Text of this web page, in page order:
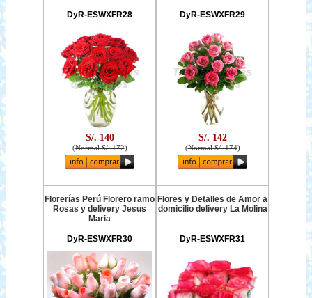
DyR-ESWXFR28
S/. 140
(Normal S/. 172)
DyR-ESWXFR29
S/. 142
(Normal S/. 174)
Florerías Perú Florero ramo
Rosas y delivery Jesus
Maria
DyR-ESWXFR30
Flores y Detalles de Amor a
domicilio delivery La Molina
DyR-ESWXFR31